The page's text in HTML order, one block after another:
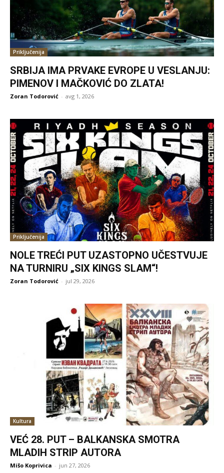
Priključenija
SRBIJA IMA PRVAKE EVROPE U VESLANJU:
PIMENOV I MAČKOVIĆ DO ZLATA!
Zoran Todorović - avg 1, 2026
Priključenija
NOLE TREĆI PUT UZASTOPNO UČESTVUJE
NA TURNIRU „SIX KINGS SLAM“!
Zoran Todorović - jul 29, 2026
Kultura
VEĆ 28. PUT – BALKANSKA SMOTRA
MLADIH STRIP AUTORA
Mišo Koprivica - jun 27, 2026